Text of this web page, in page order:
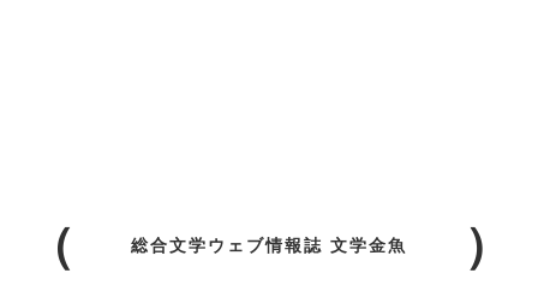
総合文学ウェブ情報誌 文学金魚